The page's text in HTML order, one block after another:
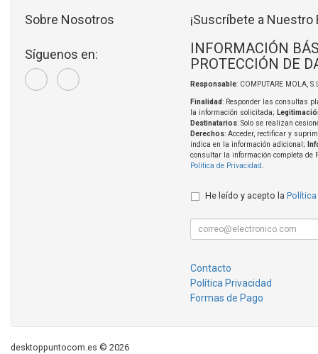
Sobre Nosotros
Síguenos en:
¡Suscríbete a Nuestro
INFORMACIÓN
PROTECCIÓN DE
Responsable: COMPUTARE MOLA,
Finalidad: Responder las consultas
la información solicitada;
Destinatarios: Solo se realizan
Derechos: Acceder, rectificar y
indica en la información adicional;
consultar la información completa de
Política de Privacidad.
He leído y acepto la Política
Contacto
Política Privacidad
Formas de Pago
desktoppuntocom.es © 2026